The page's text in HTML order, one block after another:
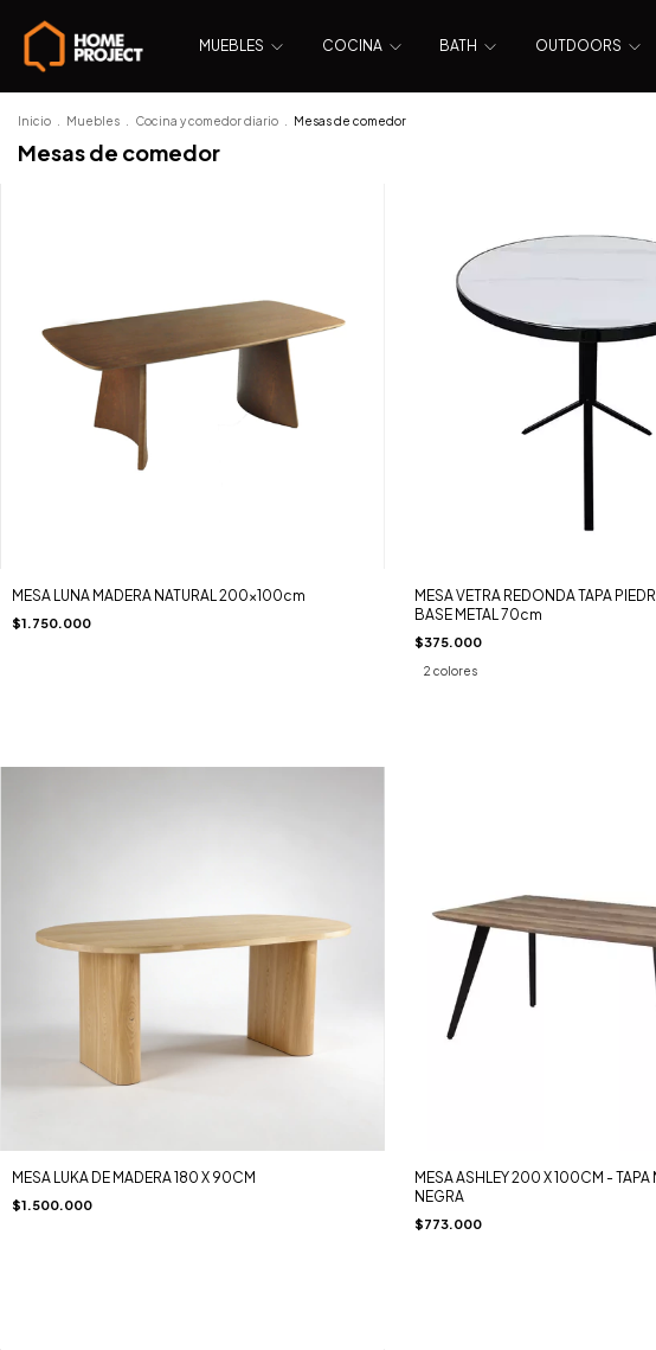
MUEBLES COCINA BATH OUTDOORS
Inicio Muebles Cocina y comedor diario Mesas de comedor
Mesas de comedor
MESA LUNA MADERA NATURAL 200x100cm
$1.750.000
MESA VETRA REDONDA TAPA
BASE METAL 70cm
$375.000
2 colores
MESA LUKA DE MADERA 180 X 90CM
$1.500.000
MESA ASHLEY 200 X 100CM - TAPA
NEGRA
$773.000